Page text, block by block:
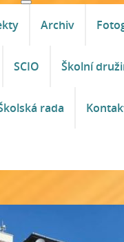
Archiv
SCIO Školní
rada